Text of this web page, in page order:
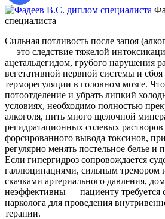
специалиста
Сильная потливость после запоя
— это следствие тяжелой
ацетальдегидом, грубого нарушения
вегетативной нервной системы и сбоя
терморегуляции в головном мозге.
потоотделение и убрать липкий
условиях, необходимо полностью
алкоголя, пить много щелочной
регидратационных солевых
форсированного вывода токсинов,
регулярно менять постельное белье
Если гипергидроз сопровождается
галлюцинациями, сильным тремором
скачками артериального давления,
неэффективны — пациенту требуется
нарколога для проведения
терапии.